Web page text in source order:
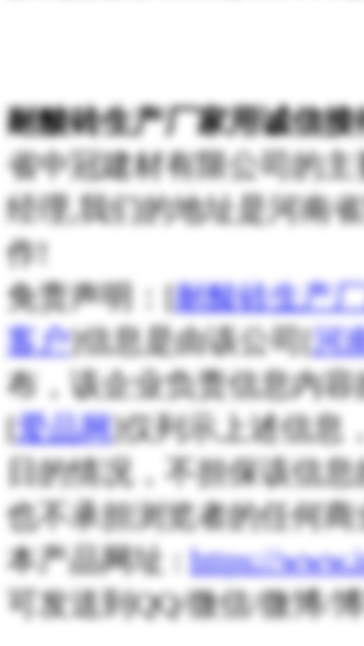
耐酸砖生产厂家用诚信
省中冠建材有限公司的
经理,我们的地址是河南
作!
免责声明：[耐酸砖生产
客户]信息是由该公司[河
布，该企业负责信息内
[爱品网]仅列示上述信息
日的情况，不担保该信
也不承担浏览者的任何
本产品网址 :https://
可发送到QQ/微信/微博/